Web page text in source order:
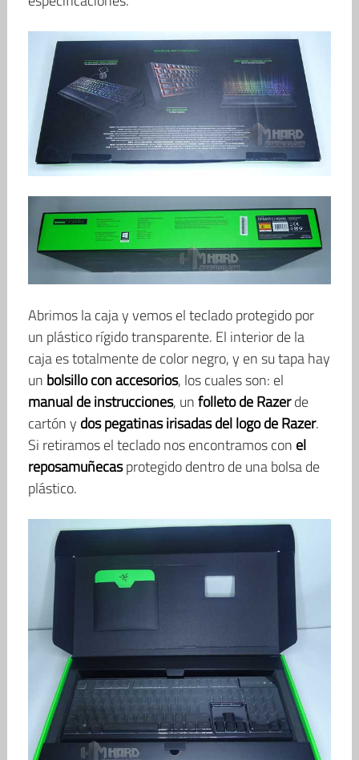
Abrimos la caja y vemos el teclado protegido por
un plástico rígido transparente. El interior de la
caja es totalmente de color negro, y en su tapa hay
un bolsillo con accesorios, los cuales son: el
manual de instrucciones, unfolleto de Razerde
cartón y dos pegatinas irisadas del logo de Razer.
Si retiramos el teclado nos encontramos con el
reposamuñecasprotegido dentro de una bolsa de
plástico.